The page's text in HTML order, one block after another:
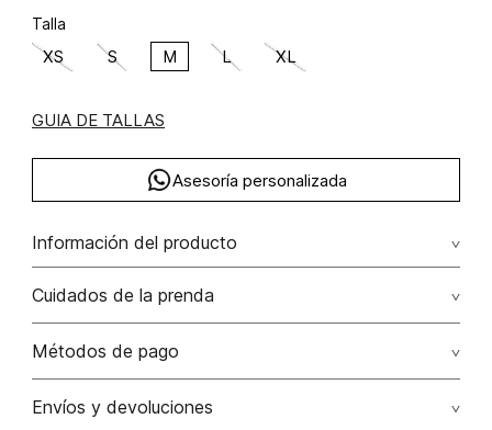
Talla
XS S M L XL
GUIA DE TALLAS
Asesoría personalizada
Información del producto
algodón 97% elastano 3%
Cuidados de la prenda
Lavar por separado / lavar separadamente. no remojar -
Métodos de pago
Tarjetas de crédito: Visa, Dinners, Master Card y American
Envíos y devoluciones